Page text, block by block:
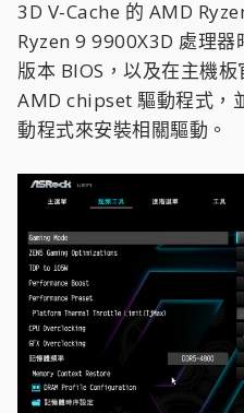
3D V-Cache 的 AMD
Ryzen 9 9900X3D 處理
版本 BIOS，以及在主機
AMD chipset 驅動程式，
動程式來安裝相關驅動。